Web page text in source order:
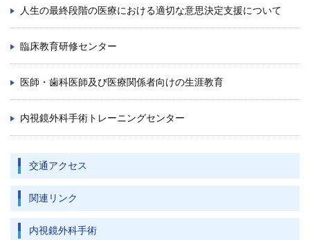
人生の最終段階の医療における適切な意思決定支援について
臨床教育研修センター
医師・歯科医師及び医療関係者向けの生涯教育
内視鏡外科手術トレーニングセンター
交通アクセス
関連リンク
内視鏡外科手術